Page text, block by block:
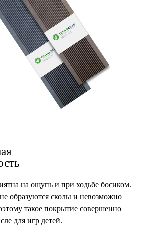
на ощупь и при ходьбе босиком.
образуются сколы и невозможно
такое покрытие совершенно
для игр детей.